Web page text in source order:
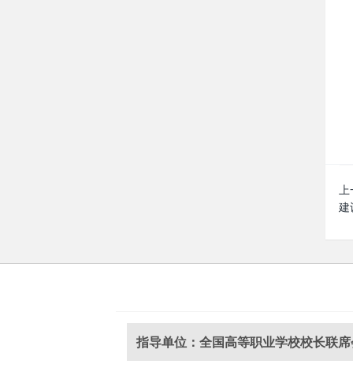
上
建
指导单位：全国高等职业学校校长联